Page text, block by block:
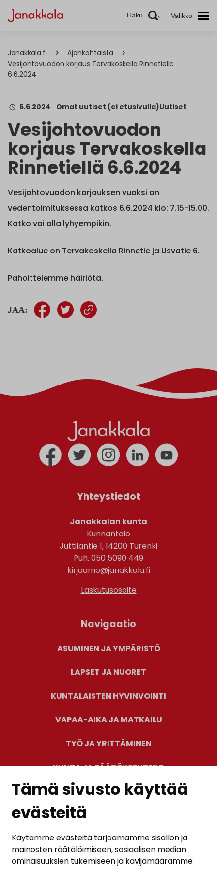
Tämä sivusto käyttää
evästeitä
Käytämme evästeitä tarjoamamme sisällön ja
mainosten räätälöimiseen, sosiaalisen median
ominaisuuksien tukemiseen ja kävijämäärämme
Haku Valikko
Janakkala.fi
Ajankohtaista
Vesijohtovuodon korjaus Tervakoskella Rinnetiellä
6.6.2024
6.6.2024 Omat uutiset (ei etusivulla)Uutiset
Vesijohtovuodon
korjaus Tervakoskella
Rinnetiellä 6.6.2024
Vesijohtovuodon korjauksen vuoksi on
vedentoimituksessa katkos 6.6.2024 klo: 7.15-15.00.
Katko voi olla lyhyempikin.
Katkoalue on Tervakoskella Rinnetie ja Usvatie 6.
Pahoittelemme häiriötä.
JAA:
Yhteystiedot
Janakkalan kunta
Kunnantalo
Juttilantie 1, 14200 Turenki
Puh. 050 5090 449
kirjaamo@janakkala.fi
Laskutusosoite
Navigaatio
ASUMINEN JA YMPÄRISTÖ
LAPSET JA NUORET
KUNTALAISTEN HYVINVOINTI
VAPAA-AIKA JA MATKAILU
TYÖ JA YRITTÄMINEN
KUNTA JA PÄÄTÖKSENTEKO
AJANKOHTAISET
YHTEYSTIEDOT